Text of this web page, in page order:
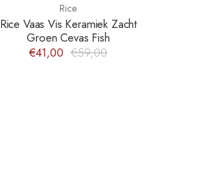
Rice
Rice Vaas Vis Keramiek Zacht
Groen Cevas Fish
€41,00 €59,00